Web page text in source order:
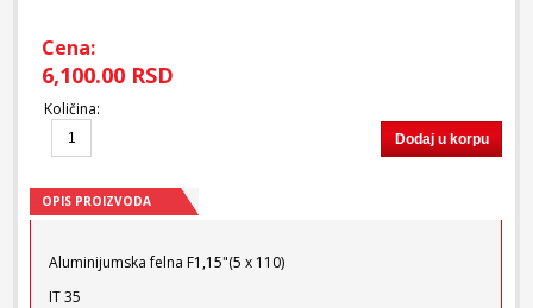
Cena:
6,100.00 RSD
Količina:
Dodaj u korpu
OPIS PROIZVODA
Aluminijumska felna F1,15"(5 x 110)
IT 35